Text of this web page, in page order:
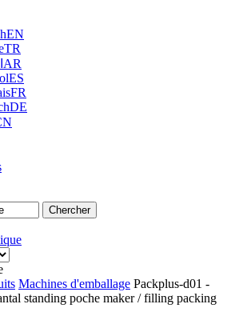
EN
TR
AR
ES
FR
DE
Machines d'emballage Packplus-d01 -
standing poche maker / filling packing